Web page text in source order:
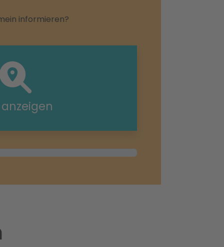
informieren?